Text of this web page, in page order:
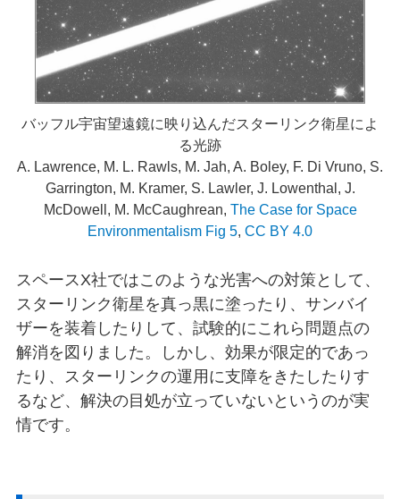
バッフル宇宙望遠鏡に映り込んだスターリンク衛星によ
る光跡
A. Lawrence, M. L. Rawls, M. Jah, A. Boley, F. Di Vruno, S.
Garrington, M. Kramer, S. Lawler, J. Lowenthal, J.
McDowell, M. McCaughrean, The Case for Space
Environmentalism Fig 5, CC BY 4.0
スペースX社ではこのような光害への対策として、
スターリンク衛星を真っ黒に塗ったり、サンバイ
ザーを装着したりして、試験的にこれら問題点の
解消を図りました。しかし、効果が限定的であっ
たり、スターリンクの運用に支障をきたしたりす
るなど、解決の目処が立っていないというのが実
情です。